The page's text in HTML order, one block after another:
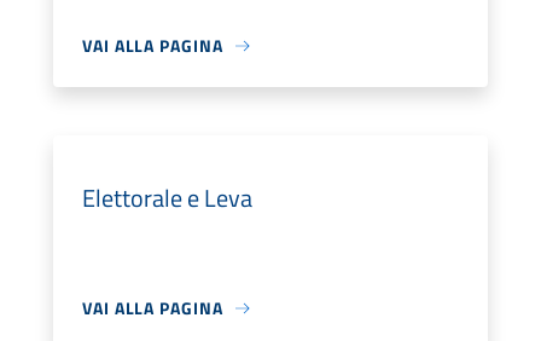
VAI ALLA PAGINA
Elettorale e Leva
VAI ALLA PAGINA